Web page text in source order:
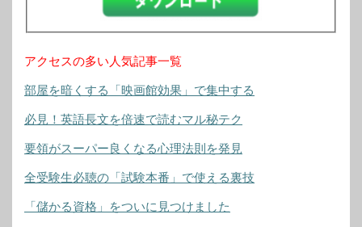
アクセスの多い人気記事一覧
部屋を暗くする「映画館効果」で集中する
必見！英語長文を倍速で読むマル秘テク
要領がスーパー良くなる心理法則を発見
全受験生必聴の「試験本番」で使える裏技
「儲かる資格」をついに見つけました